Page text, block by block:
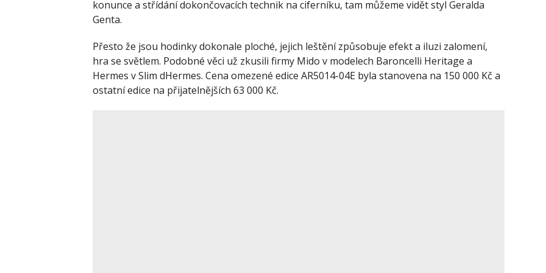
konunce a střídání dokončovacích technik na ciferníku, tam můžeme vidět styl Geralda
Genta.
Přesto že jsou hodinky dokonale ploché, jejich leštění způsobuje efekt a iluzi zalomení,
hra se světlem. Podobné věci už zkusili firmy Mido v modelech Baroncelli Heritage a
Hermes v Slim dHermes. Cena omezené edice AR5014-04E byla stanovena na 150 000 Kč a
ostatní edice na přijatelnějších 63 000 Kč.